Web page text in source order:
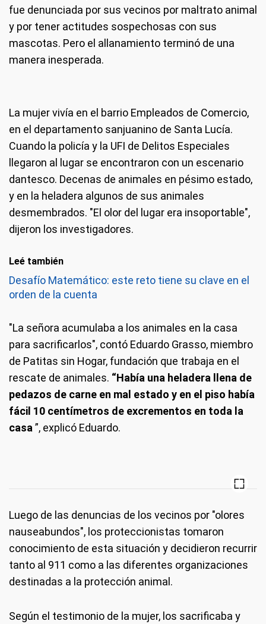
fue denunciada por sus vecinos por maltrato animal
y por tener actitudes sospechosas con sus
mascotas. Pero el allanamiento terminó de una
manera inesperada.
La mujer vivía en el barrio Empleados de Comercio,
en el departamento sanjuanino de Santa Lucía.
Cuando la policía y la UFI de Delitos Especiales
llegaron al lugar se encontraron con un escenario
dantesco. Decenas de animales en pésimo estado,
y en la heladera algunos de sus animales
desmembrados. "El olor del lugar era insoportable",
dijeron los investigadores.
Leé también
Desafío Matemático: este reto tiene su clave en el
orden de la cuenta
"La señora acumulaba a los animales en la casa
para sacrificarlos", contó Eduardo Grasso, miembro
de Patitas sin Hogar, fundación que trabaja en el
rescate de animales. “Había una heladera llena de
pedazos de carne en mal estado y en el piso había
fácil 10 centímetros de excrementos en toda la
casa ”, explicó Eduardo.
Luego de las denuncias de los vecinos por "olores
nauseabundos", los proteccionistas tomaron
conocimiento de esta situación y decidieron recurrir
tanto al 911 como a las diferentes organizaciones
destinadas a la protección animal.
Según el testimonio de la mujer, los sacrificaba y